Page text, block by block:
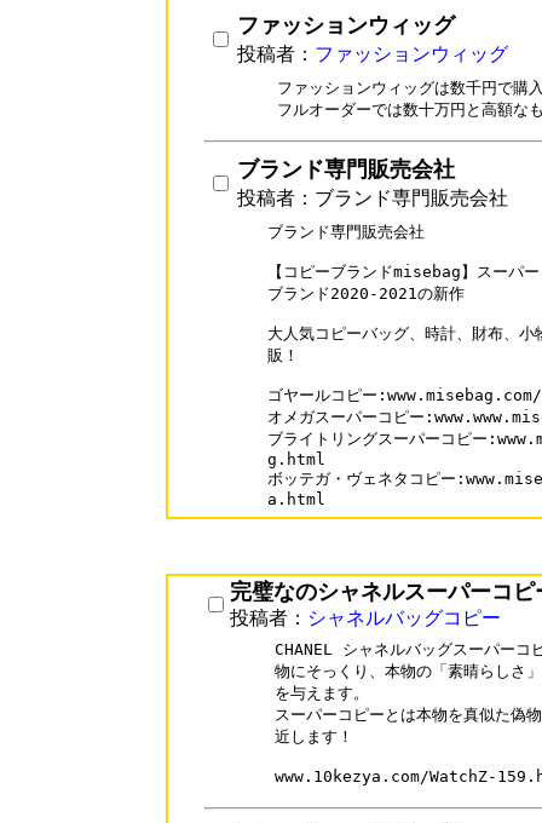
ファッションウィッグ
投稿者： ファッションウィッグ
ファッションウィッグは数千円で購
ブランド専門販売会社
投稿者：ブランド専門販売会社
ブランド専門販売会社
【コピーブランドmisebag】スーパ
ブランド2020-2021の新作
大人気コピーバッグ、時計、財布、
販！
ゴヤールコピー
オメガスーパーコピー
ブライトリングスーパーコピー
g.html
ボッテガ・ヴェネタコピー
a.html
完璧なのシャネルスーパーコピ
投稿者： シャネルバッグコピー
CHANEL シャネルバッグスーパーコ
物にそっくり、本物の「素晴らしさ
を与えます。
スーパーコピーとは本物を真似た偽
近します！